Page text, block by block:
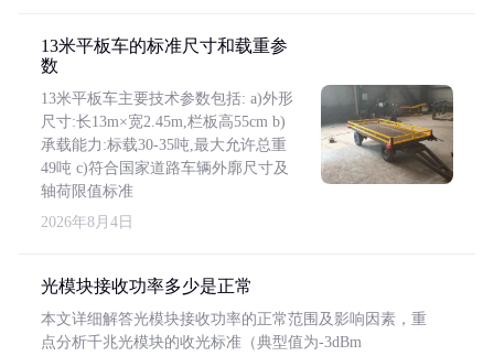
13米平板车的标准尺寸和载重参
数
13米平板车主要技术参数包括: a)外形
尺寸:长13m×宽2.45m,栏板高55cm b)
承载能力:标载30-35吨,最大允许总重
49吨 c)符合国家道路车辆外廓尺寸及
轴荷限值标准
2026年8月4日
光模块接收功率多少是正常
本文详细解答光模块接收功率的正常范围及影响因素，重
点分析千兆光模块的收光标准（典型值为-3dBm